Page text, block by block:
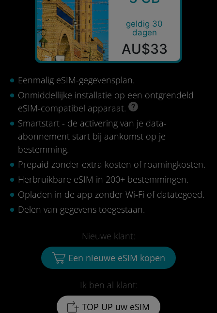
geldig 30
dagen
AU$33
Eenmalig eSIM-gegevensplan.
Onmiddellijke installatie op een ontgrendeld
eSIM-compatibel apparaat.
Smartstart - de activering van je data-
abonnement start bij aankomst op je
bestemming.
Prepaid zonder extra kosten of roamingkosten.
Herbruikbare eSIM in 200+ bestemmingen.
Opladen in de app zonder Wi-Fi of datategoed.
Delen van gegevens toegestaan.
Ik ben al klant:
TOP UP uw eSIM
Nieuwe klant:
Een nieuwe eSIM kopen